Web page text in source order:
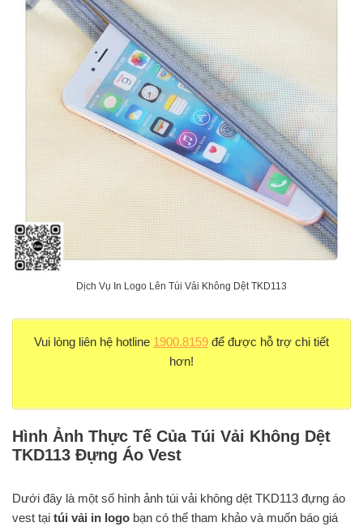
Dịch Vụ In Logo Lên Túi Vải Không Dệt TKD113
Vui lòng liên hệ hotline 1900.8159 để được hỗ trợ chi tiết
hơn!
Hình Ảnh Thực Tế Của Túi Vải Không Dệt
TKD113 Đựng Áo Vest
Dưới đây là một số hình ảnh túi vải không dệt TKD113 đựng áo
vest tại túi vải in logo bạn có thể tham khảo và muốn báo giá